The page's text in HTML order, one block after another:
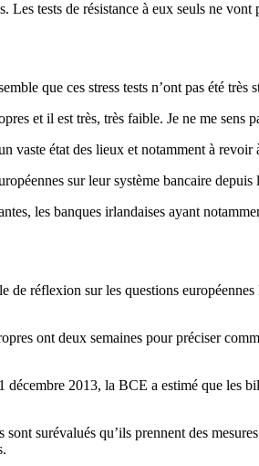
Les tests de résistance à eux seuls ne
que ces stress tests n’ont pas été
et il est très, très faible. Je ne me sens
vaste état des lieux et notamment à
sur leur système bancaire
les banques irlandaises ayant
réflexion sur les questions
ont deux semaines pour préciser
2013, la BCE a estimé que les
sont surévalués qu’ils prennent des